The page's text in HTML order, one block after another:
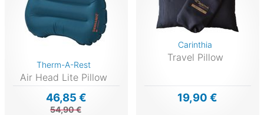
Therm-A-Rest
Air Head Lite Pillow
46,85 €
54,90 €
Carinthia
Travel Pillow
19,90 €